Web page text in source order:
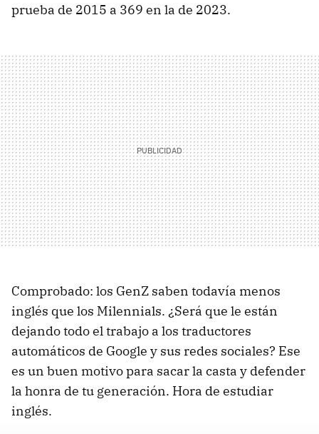
prueba de 2015 a 369 en la de 2023.
Comprobado: los GenZ saben todavía menos
inglés que los Milennials. ¿Será que le están
dejando todo el trabajo a los traductores
automáticos de Google y sus redes sociales? Ese
es un buen motivo para sacar la casta y defender
la honra de tu generación. Hora de estudiar
inglés.